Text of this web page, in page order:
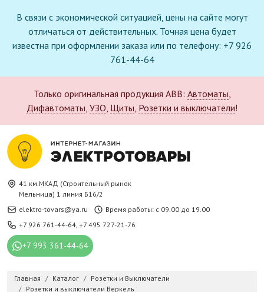
В связи с экономической ситуацией, цены на сайте могут
отличаться от действительных. Точная цена будет
известна при оформлении заказа или по телефону: +7 926
761-44-64
Только оригинальная продукция ABB: Автоматы,
Дифавтоматы, УЗО, Щиты, Розетки и выключатели!
41 км.МКАД (Строительный рынок
Мельница) 1 линия Б16/2
elektro-tovars@ya.ru
Время работы: с 09.00 до 19.00
+7 926 761-44-64, +7 495 727-21-76
+7 993 361-44-64
Главная Каталог
Розетки и Выключатели
Розетки и выключатели Веркель